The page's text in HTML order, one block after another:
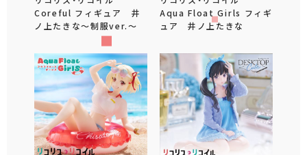
Coreful フィギュア 井
ノ上たきな～制服ver.～
Aqua Float Girls フィギ
ュア 井ノ上たきな